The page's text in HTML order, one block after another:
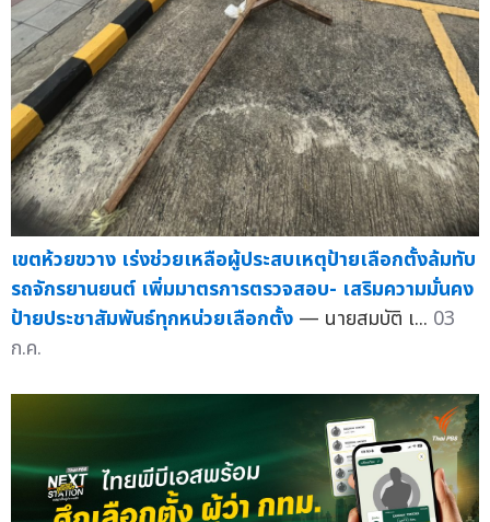
เขตห้วยขวาง เร่งช่วยเหลือผู้ประสบเหตุป้ายเลือกตั้งล้มทับ
รถจักรยานยนต์ เพิ่มมาตรการตรวจสอบ- เสริมความมั่นคง
ป้ายประชาสัมพันธ์ทุกหน่วยเลือกตั้ง — นายสมบัติ เ... 03
ก.ค.